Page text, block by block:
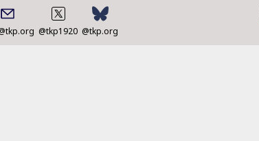
@tkp1920 @tkp.org